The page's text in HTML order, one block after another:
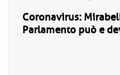
Coronavirus:
Parlamento può e